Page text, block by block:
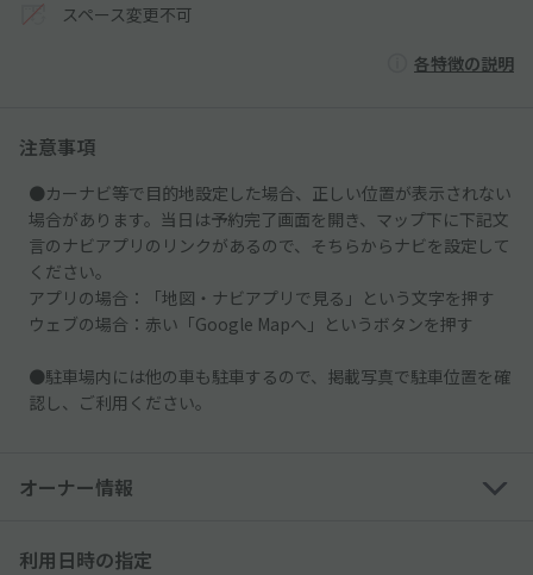
スペース変更不可
各特徴の説明
注意事項
●カーナビ等で目的地設定した場合、正しい位置が表示されない
場合があります。当日は予約完了画面を開き、マップ下に下記文
言のナビアプリのリンクがあるので、そちらからナビを設定して
ください。
アプリの場合：「地図・ナビアプリで見る」という文字を押す
ウェブの場合：赤い「Google Mapへ」というボタンを押す
●駐車場内には他の車も駐車するので、掲載写真で駐車位置を確
認し、ご利用ください。
オーナー情報
利用日時の指定